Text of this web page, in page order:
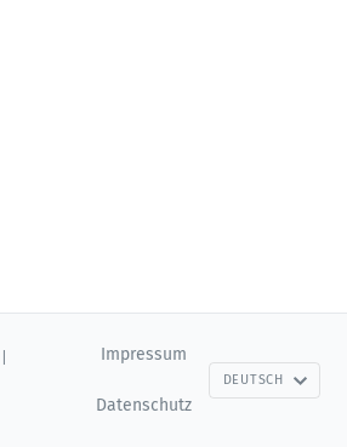
Impressum
Datenschutz
DEUTSCH